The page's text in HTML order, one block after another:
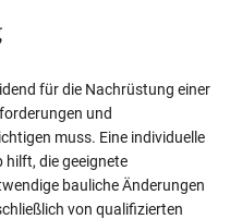
für die Nachrüstung einer
und
muss. Eine individuelle
hilft, die geeignete
bauliche Änderungen
von qualifizierten